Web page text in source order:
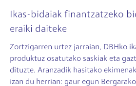
Ikas-bidaiak finantzatzeko
eraiki daiteke
Zortzigarren urtez jarraian, DBHko
produktuz osatutako saskiak eta
dituzte. Aranzadik hasitako
izan du herrian: gaur egun